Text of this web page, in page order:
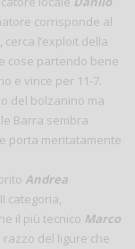
corrisponde al
l’exploit della
cose partendo bene
e vince per 11-7.
del bolzanino ma
Barra sembra
porta meritatamente
Andrea
categoria,
il più tecnico Marco
del ligure che